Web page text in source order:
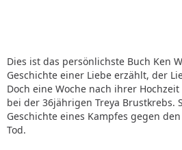
Dies ist das persönlichste Buch Ken
Geschichte einer Liebe erzählt, der
Doch eine Woche nach ihrer
bei der 36jährigen Treya Brustkrebs.
Geschichte eines Kampfes gegen
Tod.